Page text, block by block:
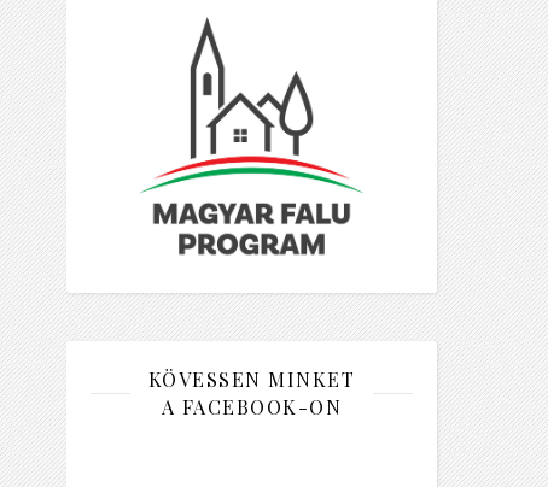
KÖVESSEN MINKET
A FACEBOOK-ON